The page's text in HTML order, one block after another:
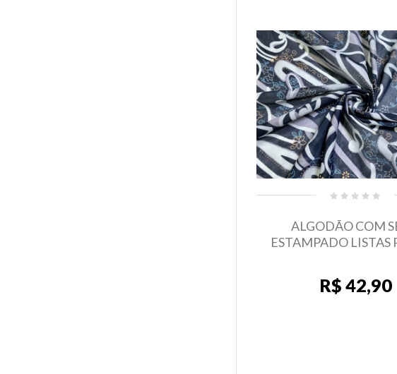
ALGODÃO COM
ESTAMPADO LISTAS
R$ 42,90